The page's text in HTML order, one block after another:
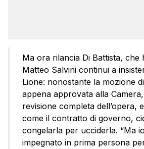
Ma ora rilancia Di Battista, che
Matteo Salvini continui a
Lione: nonostante la mozione
appena approvata alla
revisione completa dell’opera,
come il contratto di governo,
congelarla per ucciderla. “Ma
impegnato in prima persona